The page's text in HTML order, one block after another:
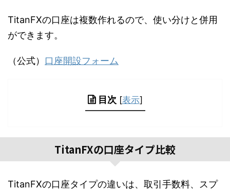
TitanFXの口座は複数作れるので、使い分けと併用
ができます。
（公式） 口座開設フォーム
目次 [表示]
TitanFXの口座タイプ比較
TitanFXの口座タイプの違いは、取引手数料、スプ